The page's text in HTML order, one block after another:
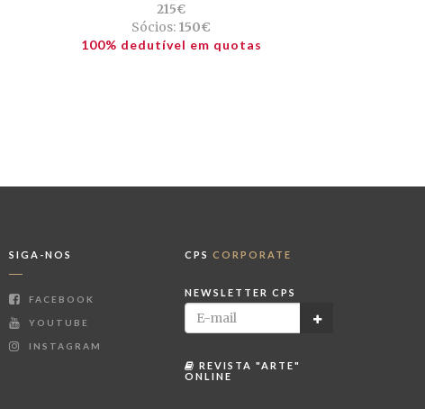
215€
Sócios: 150€
100% dedutível em quotas
SIGA-NOS
FACEBOOK
YOUTUBE
INSTAGRAM
CPS CORPORATE
NEWSLETTER CPS
REVISTA "ARTE"
ONLINE